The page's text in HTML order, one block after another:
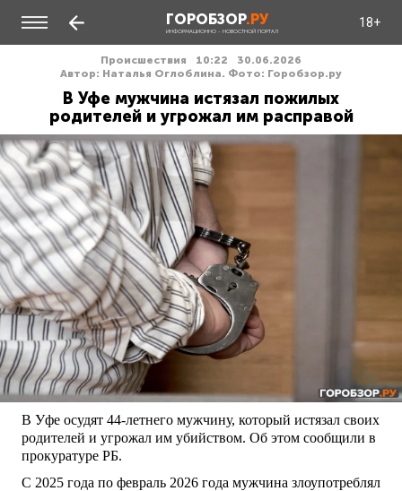
ГОРОБЗОР.РУ
ИНФОРМАЦИОННО - НОВОСТНОЙ ПОРТАЛ
18+
Происшествия 10:22
30.06.2026
Автор: Наталья Оглоблина. Фото: Горобзор.ру
В Уфе мужчина истязал пожилых
родителей и угрожал им расправой
В Уфе осудят 44-летнего мужчину, который истязал своих
родителей и угрожал им убийством. Об этом сообщили в
прокуратуре РБ.
С 2025 года по февраль 2026 года мужчина злоупотреблял